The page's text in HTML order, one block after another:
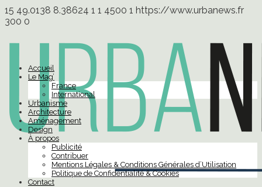
15 49.0138 8.38624 1 1 4500 1 https://www.urbanews.fr
300 0
Accueil
Le Mag’
France
International
Urbanisme
Architecture
Aménagement
Design
À propos
Publicité
Contribuer
Mentions Légales & Conditions Générales d’Utilisation
Politique de Confidentialité & Cookies
Contact